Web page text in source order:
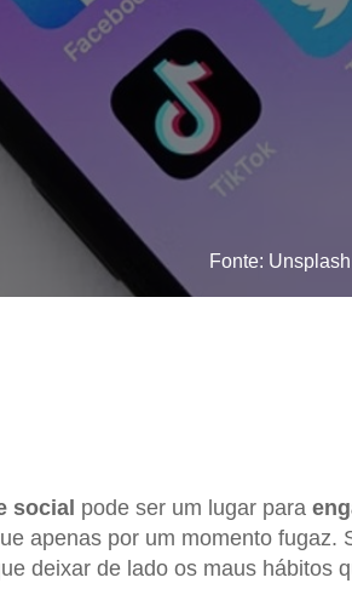
Fonte: Unsplash
social pode ser um lugar para
apenas por um momento fugaz.
deixar de lado os maus hábitos